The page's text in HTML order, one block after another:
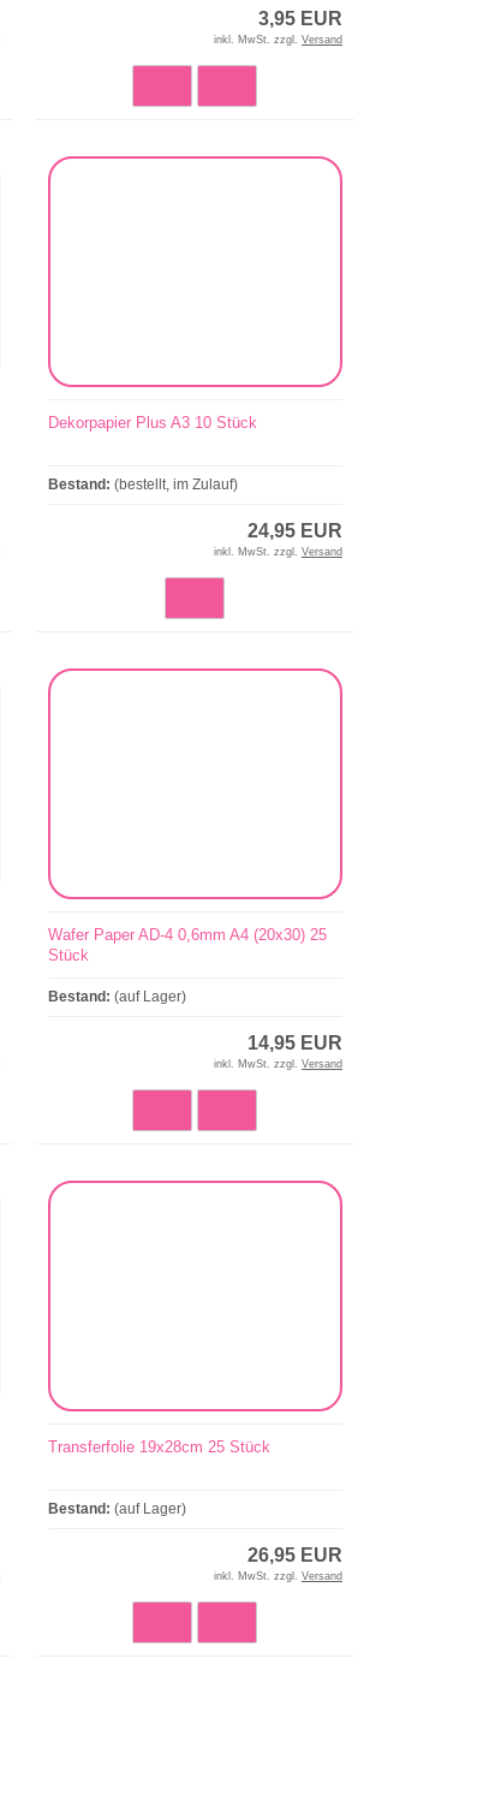
3,95 EUR
inkl. MwSt. zzgl. Versand
Dekorpapier Plus A3 10 Stück
Bestand: (bestellt, im Zulauf)
24,95 EUR
inkl. MwSt. zzgl. Versand
Wafer Paper AD-4 0,6mm A4 (20x30) 25
Stück
Bestand: (auf Lager)
14,95 EUR
inkl. MwSt. zzgl. Versand
Transferfolie 19x28cm 25 Stück
Bestand: (auf Lager)
26,95 EUR
inkl. MwSt. zzgl. Versand